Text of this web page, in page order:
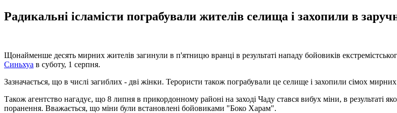
Радикальні ісламісти пограбували жителів селища і захопили в
Щонайменше десять мирних жителів загинули в п'ятницю вранці в результаті нападу бойовиків
Синьхуа в суботу, 1 серпня.
Зазначається, що в числі загиблих - дві жінки. Терористи також пограбували це селище і захопили сімох
Також агентство нагадує, що 8 липня в прикордонному районі на заході Чаду стався вибух міни, в результаті
поранення. Вважається, що міни були встановлені бойовиками "Боко Харам".